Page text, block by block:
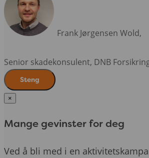
Frank Jørgensen Wold,
Senior skadekonsulent, DNB
Steng
×
Mange gevinster for deg
Ved å bli med i en